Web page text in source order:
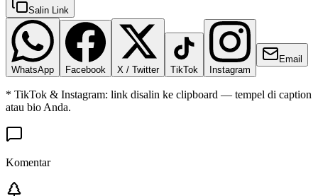
Salin Link
WhatsApp Facebook X / Twitter TikTok Instagram
Email
* TikTok & Instagram: link disalin ke clipboard — tempel di caption
atau bio Anda.
Komentar